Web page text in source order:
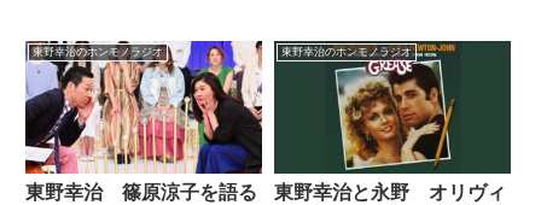
東野幸治のホンモノラジオ
東野幸治 篠原涼子を語る
東野幸治のホンモノラジオ
東野幸治と永野 オリヴィ